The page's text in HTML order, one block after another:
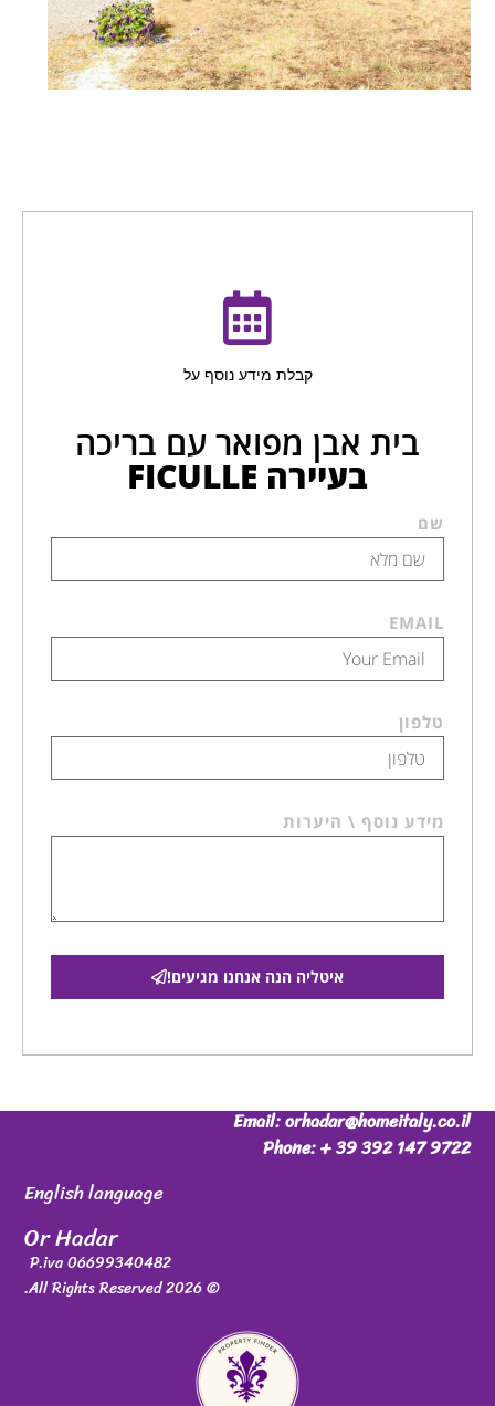
קבלת מידע נוסף על
בית אבן מפואר עם בריכה
בעיירה FICULLE
שם
EMAIL
טלפון
מידע נוסף \ היערות
איטליה הנה אנחנו מגיעים!
Email: orhadar@homeitaly.co.il
Phone: + 39 392 147 9722
English language
Or Hadar
P.iva 06699340482
© 2026 All Rights Reserved.